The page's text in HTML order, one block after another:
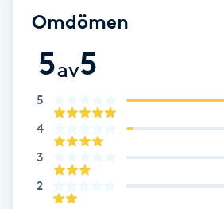
Color correction
Cryoterapi
Omdömen
5av5
5
4
3
2